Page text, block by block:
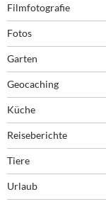
Filmfotografie
Fotos
Garten
Geocaching
Küche
Reiseberichte
Tiere
Urlaub